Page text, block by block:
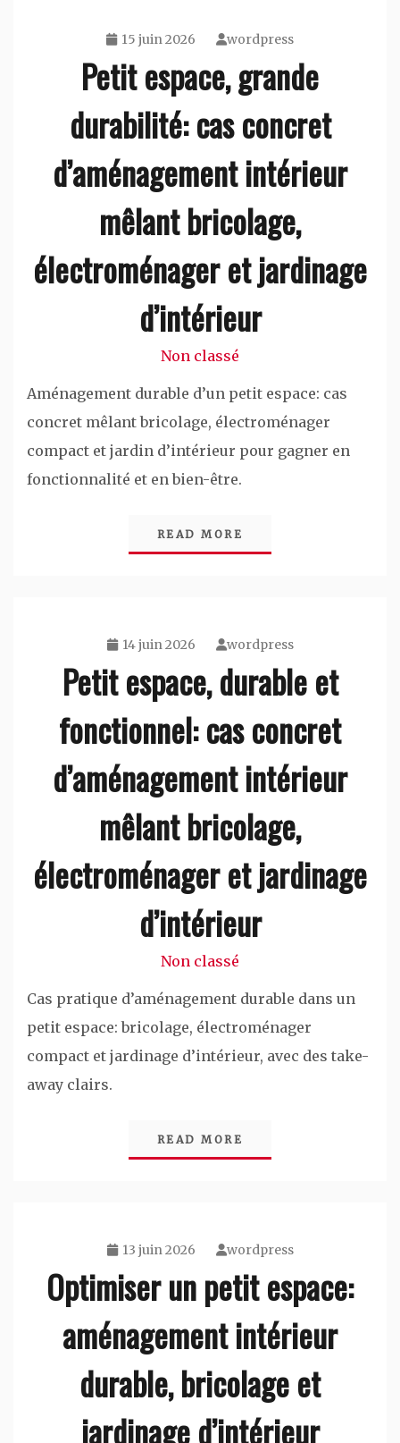
15 juin 2026 wordpress
Petit espace, grande
durabilité: cas concret
d’aménagement intérieur
mêlant bricolage,
électroménager et jardinage
d’intérieur
Non classé
Aménagement durable d’un petit espace: cas
concret mêlant bricolage, électroménager
compact et jardin d’intérieur pour gagner en
fonctionnalité et en bien-être.
READ MORE
14 juin 2026 wordpress
Petit espace, durable et
fonctionnel: cas concret
d’aménagement intérieur
mêlant bricolage,
électroménager et jardinage
d’intérieur
Non classé
Cas pratique d’aménagement durable dans un
petit espace: bricolage, électroménager
compact et jardinage d’intérieur, avec des take-
away clairs.
READ MORE
13 juin 2026 wordpress
Optimiser un petit espace:
aménagement intérieur
durable, bricolage et
jardinage d’intérieur